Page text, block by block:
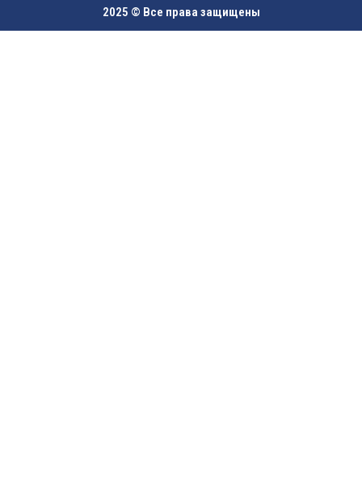
2025 © Все права защищены